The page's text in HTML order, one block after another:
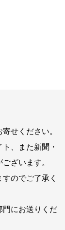
せください。
、また新聞・
ざいます。
のでご了承く
門にお送りくだ